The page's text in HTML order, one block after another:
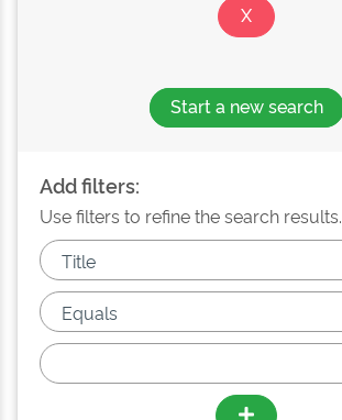
Start a new search
Add filters:
Use filters to refine the search results.